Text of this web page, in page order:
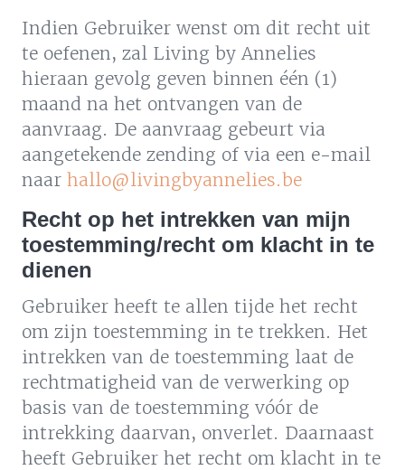
Indien Gebruiker wenst om dit recht uit
te oefenen, zal Living by Annelies
hieraan gevolg geven binnen één (1)
maand na het ontvangen van de
aanvraag. De aanvraag gebeurt via
aangetekende zending of via een e-mail
naar hallo@livingbyannelies.be
Recht op het intrekken van mijn
toestemming/recht om klacht in te
dienen
Gebruiker heeft te allen tijde het recht
om zijn toestemming in te trekken. Het
intrekken van de toestemming laat de
rechtmatigheid van de verwerking op
basis van de toestemming vóór de
intrekking daarvan, onverlet. Daarnaast
heeft Gebruiker het recht om klacht in te